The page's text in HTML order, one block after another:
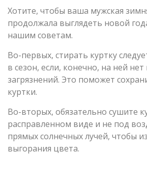
Хотите, чтобы ваша мужская
продолжала выглядеть новой
нашим советам.
Во-первых, стирать куртку
в сезон, если, конечно, на ней нет
загрязнений. Это поможет
куртки.
Во-вторых, обязательно сушите
расправленном виде и не под
прямых солнечных лучей, чтобы
выгорания цвета.